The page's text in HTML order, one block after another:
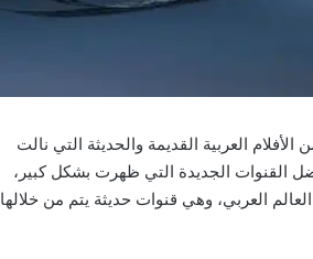
العربية القديمة والحديثة التي نالت
القنوات الجديدة التي ظهرت بشكل كبير،
العربي، وهي قنوات حديثة يتم من خلالها